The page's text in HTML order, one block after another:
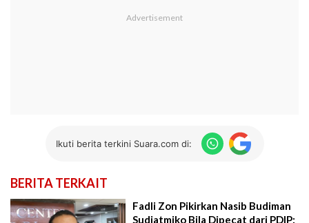
Ikuti berita terkini Suara.com di:
BERITA TERKAIT
Fadli Zon Pikirkan Nasib Budiman
Sudjatmiko Bila Dipecat dari PDIP: